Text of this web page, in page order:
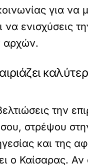
για να
να ενισχύσεις
αρχών.
την
σου, στρέψου
και της
ο Καίσαρας. Αν